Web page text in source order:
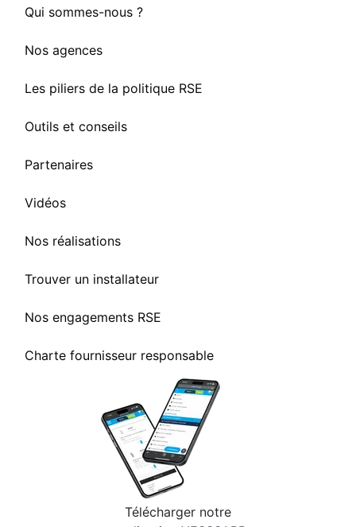
Qui sommes-nous ?
Nos agences
Les piliers de la politique RSE
Outils et conseils
Partenaires
Vidéos
Nos réalisations
Trouver un installateur
Nos engagements RSE
Charte fournisseur responsable
Télécharger notre